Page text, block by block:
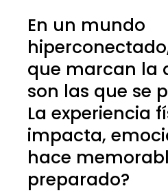
En un mundo
que marcan la
son las que se
La experiencia
impacta,
hace
preparado?